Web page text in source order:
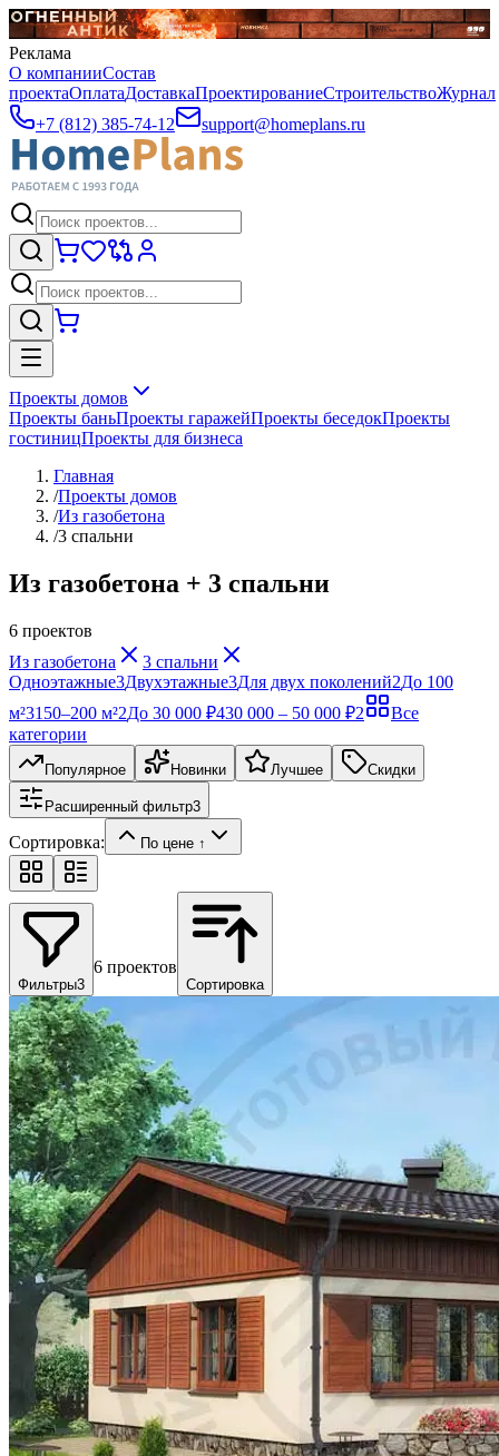
Реклама
О компанииСостав
проектаОплатаДоставкаПроектированиеСтроительствоЖурнал
+7 (812) 385-74-12
support@homeplans.ru
Проекты домов
Проекты баньПроекты гаражейПроекты беседокПроекты
гостиницПроекты для бизнеса
Главная
/Проекты домов
/Из газобетона
/3 спальни
Из газобетона + 3 спальни
6 проектов
Из газобетона
3 спальни
Одноэтажные3Двухэтажные3Для двух поколений2До 100
м²3150–200 м²2До 30 000 ₽430 000 – 50 000 ₽2
Все
категории
Популярное Новинки Лучшее Скидки
Расширенный фильтр3
Сортировка: По цене ↑
Фильтры3
6 проектов
Сортировка